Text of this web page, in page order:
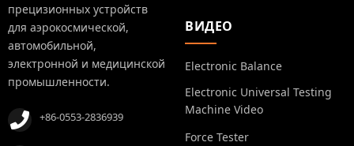
прецизионных устройств
для аэрокосмической,
автомобильной,
электронной и медицинской
промышленности.
+86-0553-2836939
ВИДЕО
Electronic Balance
Electronic Universal Testing
Machine Video
Force Tester